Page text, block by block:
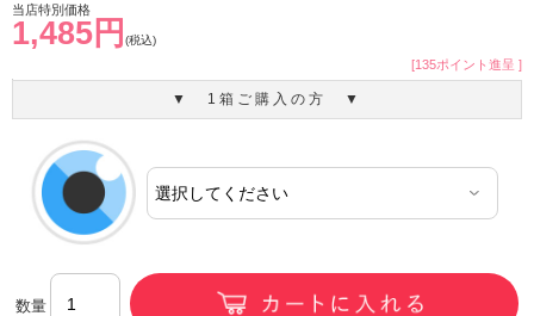
当店特別価格
1,485円 (税込)
[135ポイント進呈 ]
▼ 1箱ご購入の方 ▼
数量